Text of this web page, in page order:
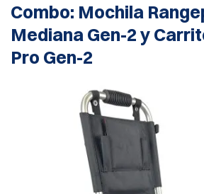
Combo: Mochila
Mediana Gen-2 y
Pro Gen-2